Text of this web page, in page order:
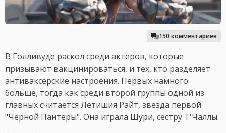
150 комментариев
В Голливуде раскол среди актеров, которые
призывают вакцинироваться, и тех, кто разделяет
антиваксерские настроения. Первых намного
больше, тогда как среди второй группы одной из
главных считается Летишия Райт, звезда первой
"Черной Пантеры". Она играла Шури, сестру Т'Чаллы.